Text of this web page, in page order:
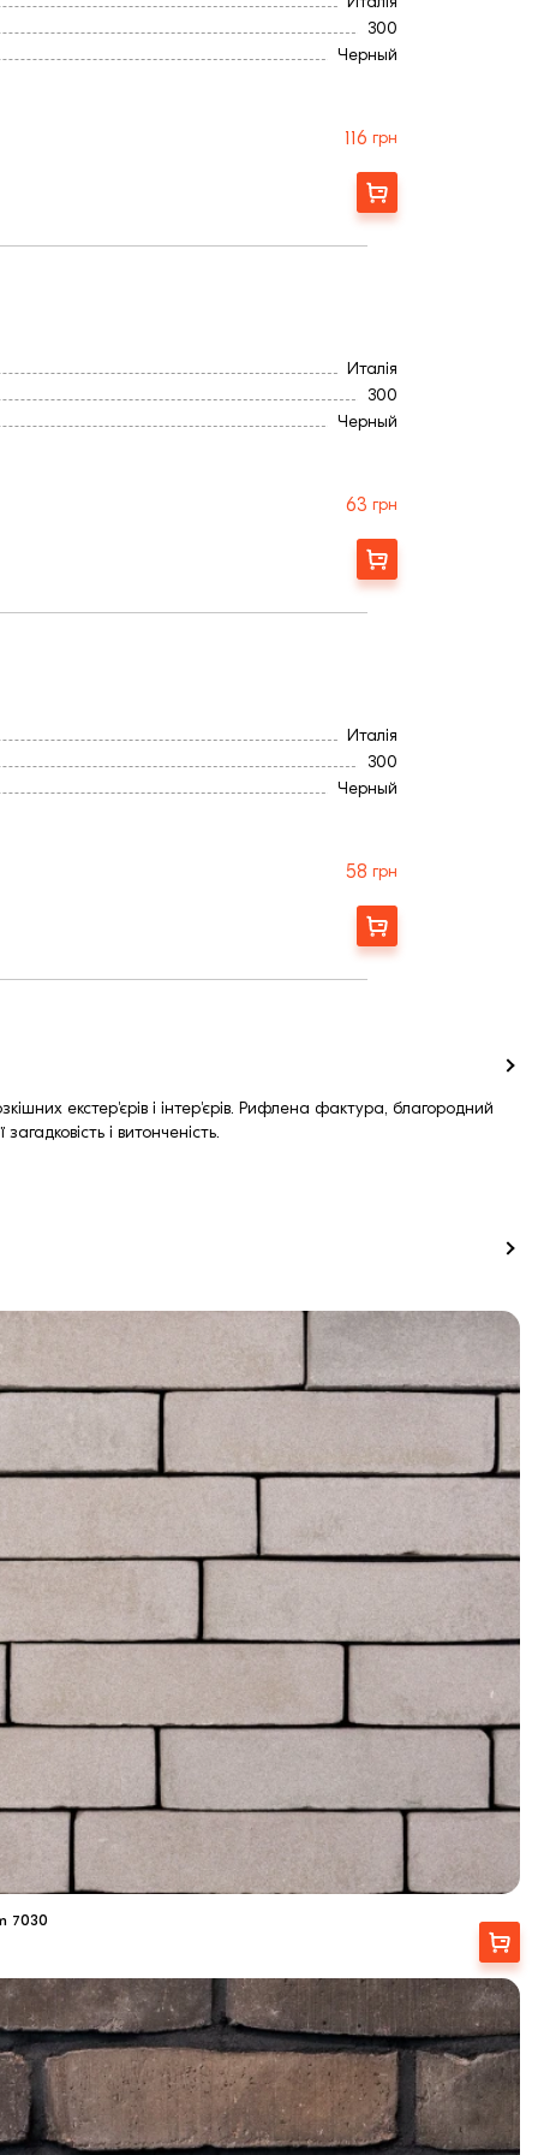
300
Черный
116 грн
Замовити
Италія
300
Черный
63 грн
Замовити
Италія
300
Черный
58 грн
Замовити
екстер'єрів і інтер'єрів. Рифлена фактура, благородний
і витонченість.
7030
Вибрати